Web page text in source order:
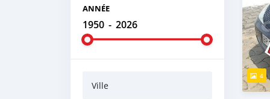
ANNÉE
1950 - 2026
Ville
4